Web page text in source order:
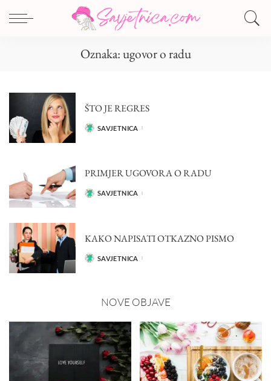
Oznaka:ugovor o radu
ŠTO JE REGRES
POSTEDSAVJETNICA
PRIMJER UGOVORA O RADU
POSTEDSAVJETNICA
KAKO NAPISATI OTKAZNO PISMO
POSTEDSAVJETNICA
NOVE OBJAVE